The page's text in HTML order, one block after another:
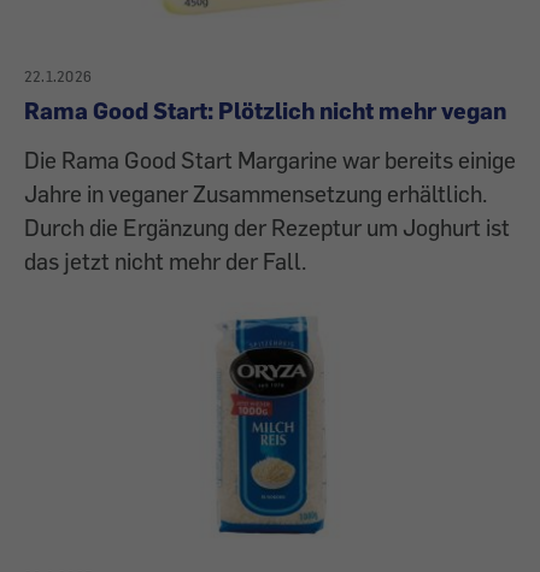
22.1.2026
Rama Good Start: Plötzlich nicht mehr vegan
Die Rama Good Start Margarine war bereits einige
Jahre in veganer Zusammensetzung erhältlich.
Durch die Ergänzung der Rezeptur um Joghurt ist
das jetzt nicht mehr der Fall.